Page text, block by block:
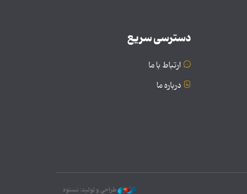
دسترسی سریع
ارتباط با ما
درباره ما
طراحی و تولید: نستوه